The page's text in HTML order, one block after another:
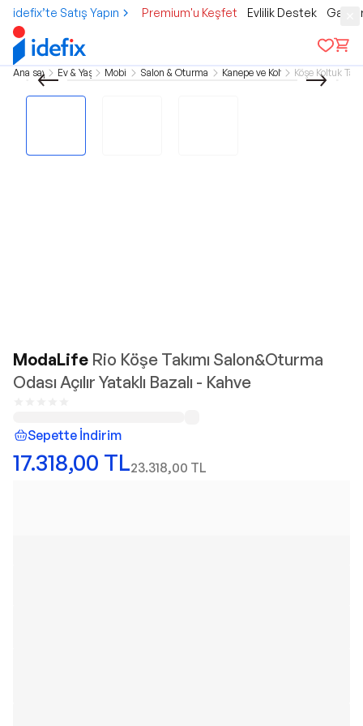
idefix’te Satış Yapın Premium'u Keşfet Evlilik Destek
Ana sayfa Ev & YaşamMobilya Salon & Oturma OdasıKanepe ve KoltuklarKöşe Koltuk
ModaLife Rio Köşe Takımı Salon&Oturma
Odası Açılır Yataklı Bazalı - Kahve
Sepette İndirim
17.318,00 TL23.318,00 TL